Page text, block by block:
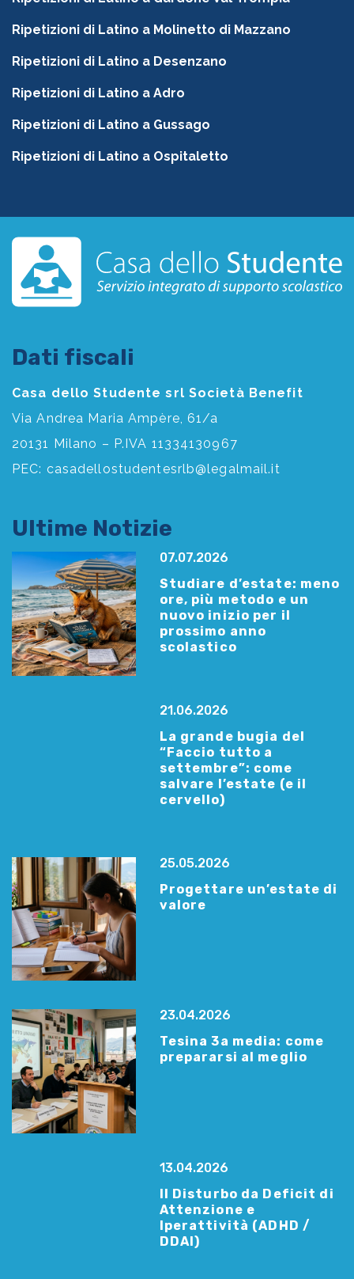
Ripetizioni di Latino a Molinetto di Mazzano
Ripetizioni di Latino a Desenzano
Ripetizioni di Latino a Adro
Ripetizioni di Latino a Gussago
Ripetizioni di Latino a Ospitaletto
Dati fiscali
Casa dello Studente srl Società Benefit
Via Andrea Maria Ampère, 61/a
20131 Milano – P.IVA 11334130967
PEC: casadellostudentesrlb@legalmail.it
Ultime Notizie
07.07.2026
Studiare d’estate: meno
ore, più metodo e un
nuovo inizio per il
prossimo anno
scolastico
21.06.2026
La grande bugia del
“Faccio tutto a
settembre”: come
salvare l’estate (e il
cervello)
25.05.2026
Progettare un’estate di
valore
23.04.2026
Tesina 3a media: come
prepararsi al meglio
13.04.2026
Il Disturbo da Deficit di
Attenzione e
Iperattività (ADHD /
DDAI)